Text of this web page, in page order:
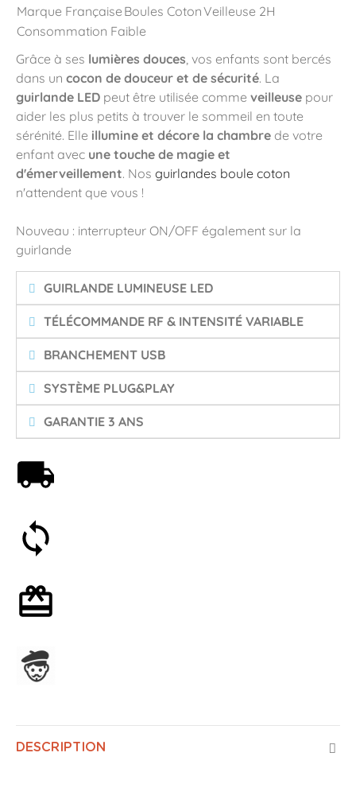
Marque Française Boules CotonVeilleuse 2H
Consommation Faible
Grâce à ses lumières douces, vos enfants sont bercés
dans un cocon de douceur et de sécurité. La
guirlande LED peut être utilisée comme veilleuse pour
aider les plus petits à trouver le sommeil en toute
sérénité. Elle illumine et décore la chambre de votre
enfant avec une touche de magie et
d'émerveillement. Nos guirlandes boule coton
n'attendent que vous !
Nouveau : interrupteur ON/OFF également sur la
guirlande
GUIRLANDE LUMINEUSE LED
TÉLÉCOMMANDE RF & INTENSITÉ VARIABLE
BRANCHEMENT USB
SYSTÈME PLUG&PLAY
GARANTIE 3 ANS
DESCRIPTION